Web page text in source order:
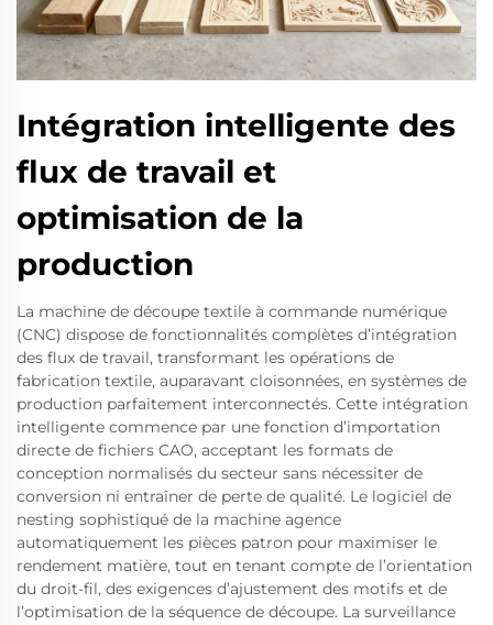
Intégration intelligente des
flux de travail et
optimisation de la
production
La machine de découpe textile à commande numérique
(CNC) dispose de fonctionnalités complètes d’intégration
des flux de travail, transformant les opérations de
fabrication textile, auparavant cloisonnées, en systèmes de
production parfaitement interconnectés. Cette intégration
intelligente commence par une fonction d’importation
directe de fichiers CAO, acceptant les formats de
conception normalisés du secteur sans nécessiter de
conversion ni entraîner de perte de qualité. Le logiciel de
nesting sophistiqué de la machine agence
automatiquement les pièces patron pour maximiser le
rendement matière, tout en tenant compte de l’orientation
du droit-fil, des exigences d’ajustement des motifs et de
l’optimisation de la séquence de découpe. La surveillance